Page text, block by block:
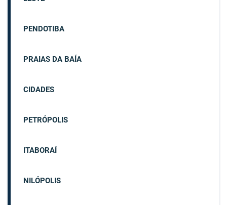
PENDOTIBA
PRAIAS DA BAÍA
CIDADES
PETRÓPOLIS
ITABORAÍ
NILÓPOLIS